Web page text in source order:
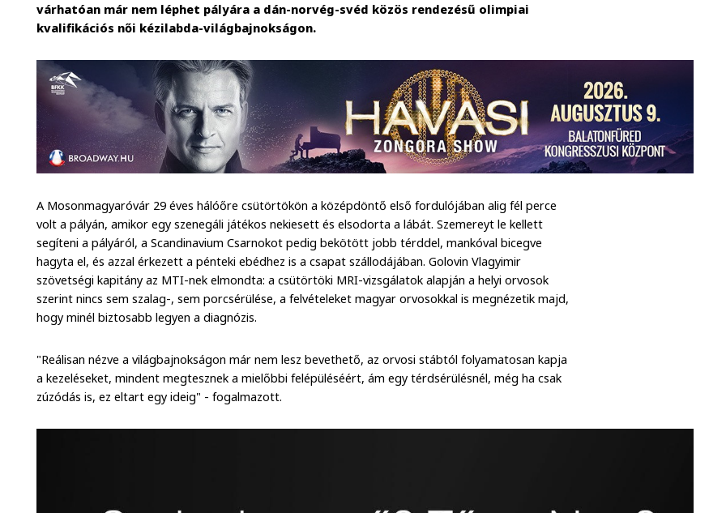
várhatóan már nem léphet pályára a dán-norvég-svéd közös rendezésű olimpiai
kvalifikációs női kézilabda-világbajnokságon.
A Mosonmagyaróvár 29 éves hálóőre csütörtökön a középdöntő első fordulójában alig fél perce
volt a pályán, amikor egy szenegáli játékos nekiesett és elsodorta a lábát. Szemereyt le kellett
segíteni a pályáról, a Scandinavium Csarnokot pedig bekötött jobb térddel, mankóval bicegve
hagyta el, és azzal érkezett a pénteki ebédhez is a csapat szállodájában. Golovin Vlagyimir
szövetségi kapitány az MTI-nek elmondta: a csütörtöki MRI-vizsgálatok alapján a helyi orvosok
szerint nincs sem szalag-, sem porcsérülése, a felvételeket magyar orvosokkal is megnézetik majd,
hogy minél biztosabb legyen a diagnózis.
"Reálisan nézve a világbajnokságon már nem lesz bevethető, az orvosi stábtól folyamatosan kapja
a kezeléseket, mindent megtesznek a mielőbbi felépüléséért, ám egy térdsérülésnél, még ha csak
zúzódás is, ez eltart egy ideig" - fogalmazott.